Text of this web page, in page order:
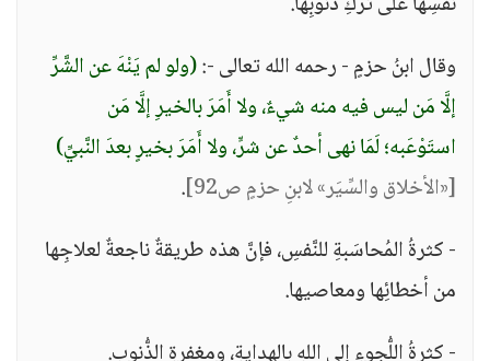
وقال ابنُ حزمٍ - رحمه الله تعالى -:(ولو لم يَنْهَ عن الشَّرِّ
إلَّا مَن ليس فيه منه شيءٌ، ولا أَمَرَ بالخيرِ إلَّا مَن
استَوْعَبه؛ لَمَا نهى أحدٌ عن شرٍّ، ولا أَمَرَ بخيرٍ بعدَ النَّبيِّ)
[«الأخلاق والسِّيَر» لابنِ حزمٍ ص92]
.
- كثرةُ المُحاسَبةِ للنَّفسِ، فإنَّ هذه طريقةٌ ناجعةٌ لعلاجِها
من أخطائِها ومعاصيها.